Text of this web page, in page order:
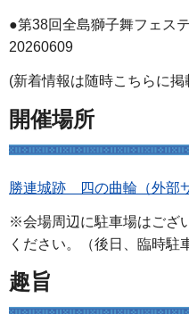
●第38回全島獅子舞フェス
20260609
(新着情報は随時こちらに
開催場所
勝連城跡 四の曲輪（外部
※会場周辺に駐車場はござ
ください。（後日、臨時駐
趣旨